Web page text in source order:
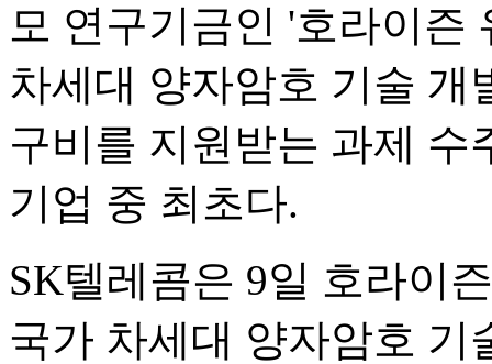
모 연구기금인 '호라이즌
차세대 양자암호 기술 개
구비를 지원받는 과제 수
기업 중 최초다.
SK텔레콤은 9일 호라이
국가 차세대 양자암호 기